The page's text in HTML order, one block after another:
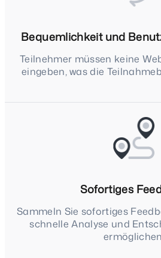
Bequemlichkeit und
Teilnehmer müssen keine
eingeben, was die
Sofortiges
Sammeln Sie sofortiges
schnelle Analyse und